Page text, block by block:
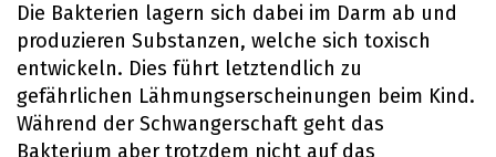
Die Bakterien lagern sich dabei im Darm ab und
produzieren Substanzen, welche sich toxisch
entwickeln. Dies führt letztendlich zu
gefährlichen Lähmungserscheinungen beim Kind.
Während der Schwangerschaft geht das
Bakterium aber trotzdem nicht auf das